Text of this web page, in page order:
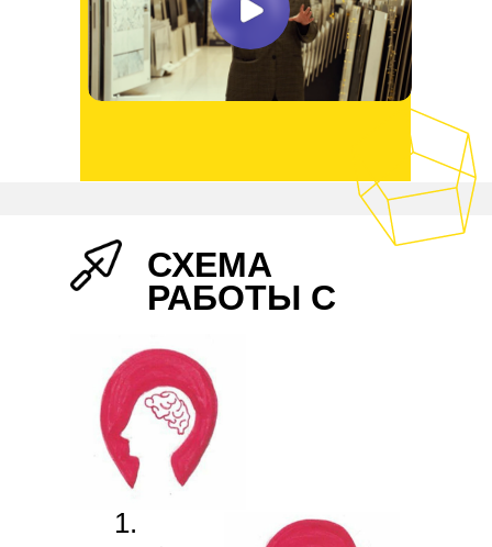
СХЕМА
РАБОТЫ С
1.